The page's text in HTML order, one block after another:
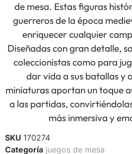
de mesa. Estas figuras
guerreros de la época
enriquecer cualquier
Diseñadas con gran detalle,
coleccionistas como para
dar vida a sus batallas y
miniaturas aportan un toque
a las partidas,
más inmersiva y
SKU 170274
Categoría juegos de mesa